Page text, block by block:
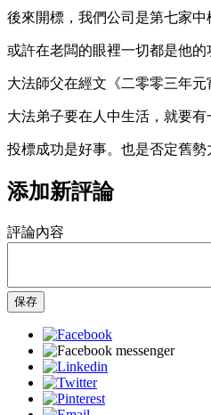
後來開標，我們公司是第七家中
或許在老闆的眼裡一切都是他的
大法師父在經文《二零零三年
大法弟子要在人中生活，就要
投標成功是好事。也是否定舊
添加新評論
評論內容
保存